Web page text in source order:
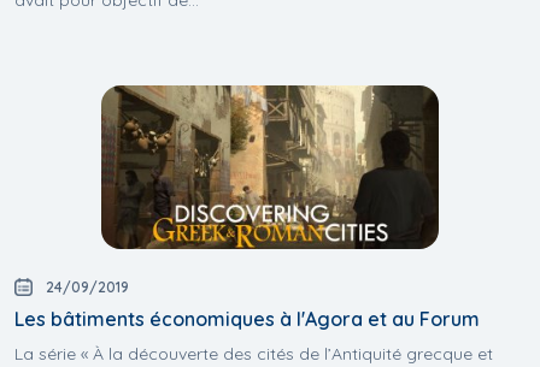
24/09/2019
Les bâtiments économiques à l'Agora et au Forum
La série « À la découverte des cités de l’Antiquité grecque et